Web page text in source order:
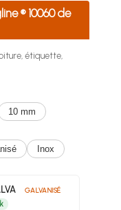
® 10060 de
étiquette,
10 mm
Inox
GALVANISÉ